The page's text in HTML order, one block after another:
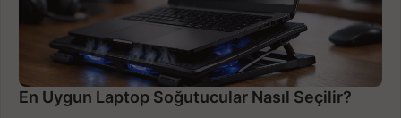
En Uygun Laptop Soğutucular Nasıl Seçilir?